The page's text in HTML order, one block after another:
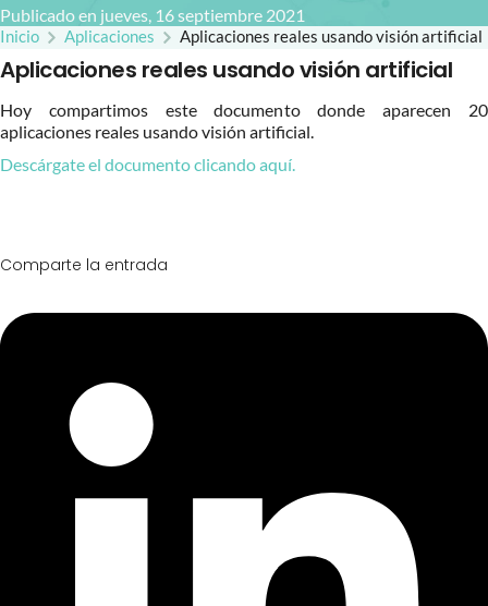
Publicado en jueves, 16 septiembre 2021
Inicio Aplicaciones Aplicaciones reales usando visión artificial
Aplicaciones reales usando visión artificial
Hoy compartimos este documento donde aparecen 20
aplicaciones reales usando visión artificial.
Descárgate el documento clicando aquí.
Comparte la entrada